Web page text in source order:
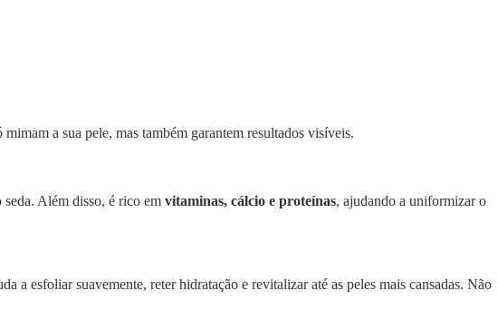
mimam a sua pele, mas também garantem resultados visíveis.
Além disso, é rico em vitaminas, cálcio e proteínas, ajudando a uniformizar o
a esfoliar suavemente, reter hidratação e revitalizar até as peles mais cansadas. Não